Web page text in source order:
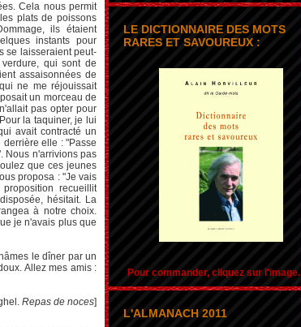
Cela nous permit
plats de poissons
ils étaient
instants pour
se laisseraient peut-
qui sont de
assaisonnées de
ne me réjouissait
un morceau de
pas opter pour
la taquiner, je lui
avait contracté un
elle : "Passe
Nous n'arrivions pas
que ces jeunes
proposa : "Je vais
recueillit
hésitait. La
à notre choix.
je n'avais plus que
le dîner par un
Allez mes amis :
Repas de noces]
LE DICTIONNAIRE DES MOTS
RARES ET SAVOUREUX :
Pour commander, cliquez sur l'image.
L'ALMANACH 2011